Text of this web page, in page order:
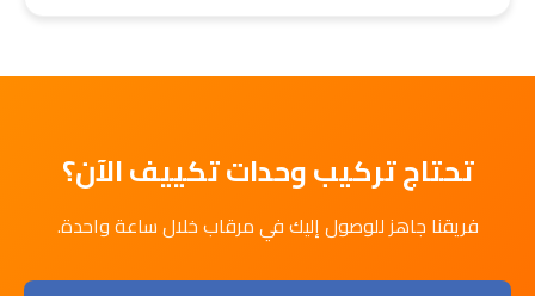
تحتاج تركيب وحدات تكييف الآن؟
فريقنا جاهز للوصول إليك في مرقاب خلال ساعة واحدة.